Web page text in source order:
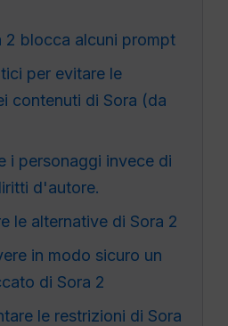
2 blocca alcuni prompt
per evitare le
contenuti di Sora (da
i personaggi invece di
d'autore.
le alternative di Sora 2
in modo sicuro un
di Sora 2
le restrizioni di Sora